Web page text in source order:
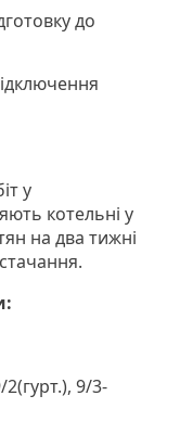
до
у
котельні у
на два тижні
9/3-